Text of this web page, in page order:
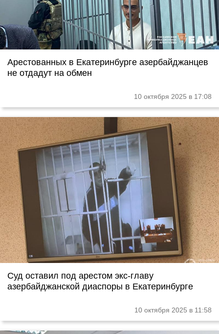
Арестованных в Екатеринбурге азербайджанцев
не отдадут на обмен
10 октября 2025 в 17:08
Суд оставил под арестом экс-главу
азербайджанской диаспоры в Екатеринбурге
10 октября 2025 в 11:58